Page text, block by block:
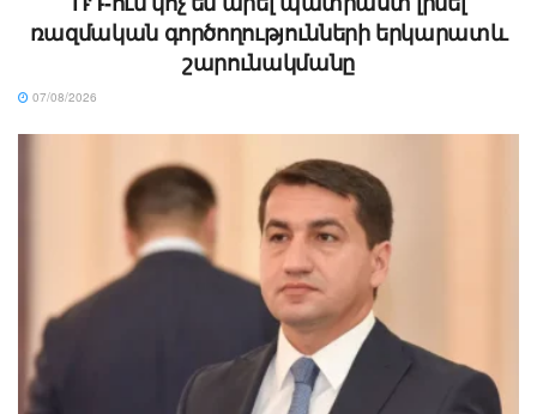
ռազմական գործողությունների երկարատև
շարունակմանը
07/08/2026